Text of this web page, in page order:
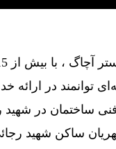
توانمند در ارائه
ساختمان در شهید
ساکن شهید